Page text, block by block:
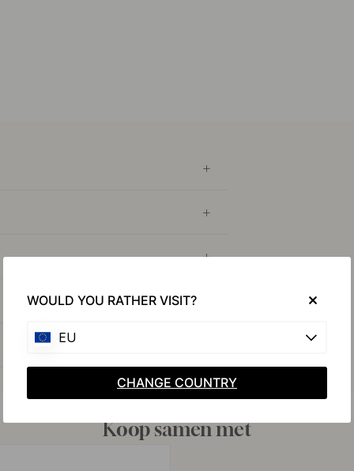
Koop samen met
WOULD YOU RATHER VISIT?
EU
CHANGE COUNTRY